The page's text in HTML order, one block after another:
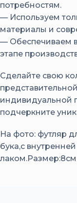
потребностям.
— Используем
материалы и
— Обеспечиваем
этапе
Сделайте свою
индивидуальной
подчеркните
На фото: футляр
бука,с
лаком.Размер:8см